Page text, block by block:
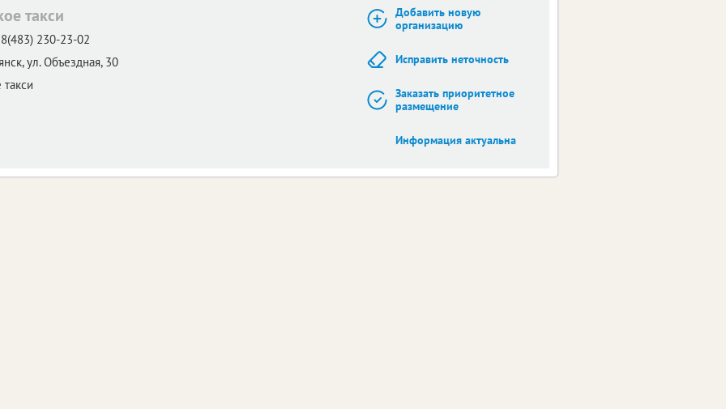
такси
230-23-02
ул. Объездная, 30
такси
Добавить новую
организацию
Исправить неточность
Заказать приоритетное
размещение
Информация актуальна